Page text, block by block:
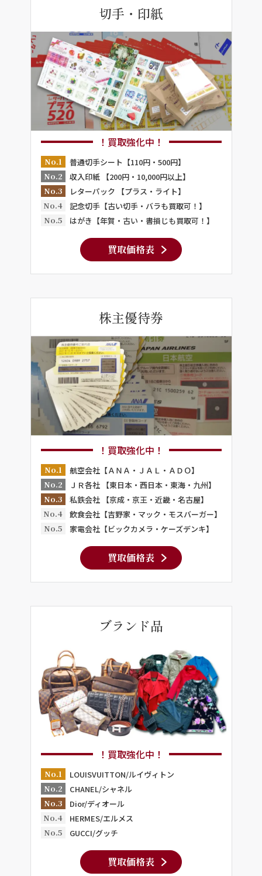
切手・印紙
！買取強化中！
No.1
普通切手シート【110円・500円】
No.2
収入印紙 【200円・10,000円以上】
No.3
レターパック 【プラス・ライト】
No.4
記念切手【古い切手・バラも買取可！】
No.5
はがき【年賀・古い・書損じも買取可！】
買取価格表
株主優待券
！買取強化中！
No.1
航空会社【ＡＮＡ・ＪＡＬ・ＡＤＯ】
No.2
ＪＲ各社 【東日本・西日本・東海・九州】
No.3
私鉄会社 【京成・京王・近畿・名古屋】
No.4
飲食会社【吉野家・マック・モスバーガー】
No.5
家電会社【ビックカメラ・ケーズデンキ】
買取価格表
ブランド品
！買取強化中！
No.1
LOUISVUITTON/ルイヴィトン
No.2
CHANEL/シャネル
No.3
Dior/ディオール
No.4
HERMES/エルメス
No.5
GUCCI/グッチ
買取価格表